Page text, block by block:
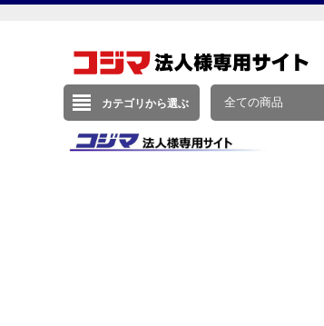
カテゴリから選ぶ 全ての商品